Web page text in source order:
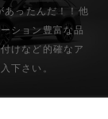
あったんだ！！他
ション豊富な品
けなど的確なア
下さい。